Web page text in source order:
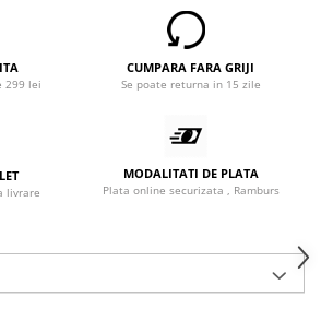
299 lei
CUMPARA FARA GRIJI
Se poate returna in 15 zile
livrare
MODALITATI DE PLATA
Plata online securizata , Ramburs